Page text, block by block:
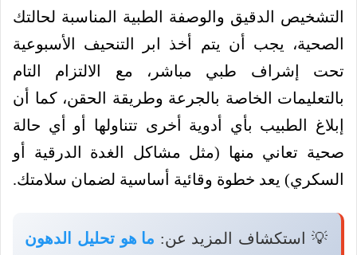
التشخيص الدقيق والوصفة الطبية المناسبة لحالتك
الصحية، يجب أن يتم أخذ ابر التنحيف الأسبوعية
تحت إشراف طبي مباشر، مع الالتزام التام
بالتعليمات الخاصة بالجرعة وطريقة الحقن، كما أن
إبلاغ الطبيب بأي أدوية أخرى تتناولها أو أي حالة
صحية تعاني منها (مثل مشاكل الغدة الدرقية أو
السكري) يعد خطوة وقائية أساسية لضمان سلامتك.
💡 استكشاف المزيد عن: ما هو تحليل الدهون